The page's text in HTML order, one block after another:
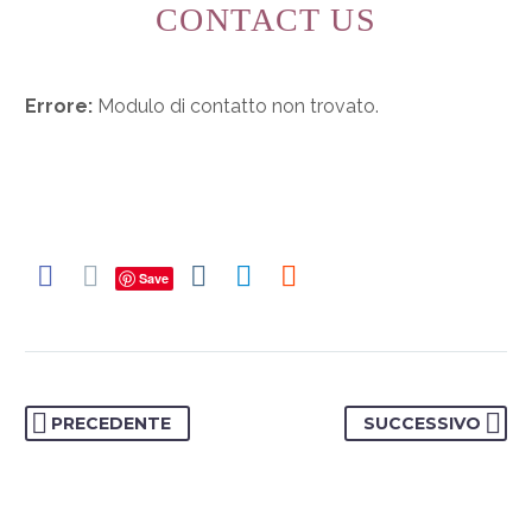
CONTACT US
Errore: Modulo di contatto non trovato.
Save
PRECEDENTE SUCCESSIVO